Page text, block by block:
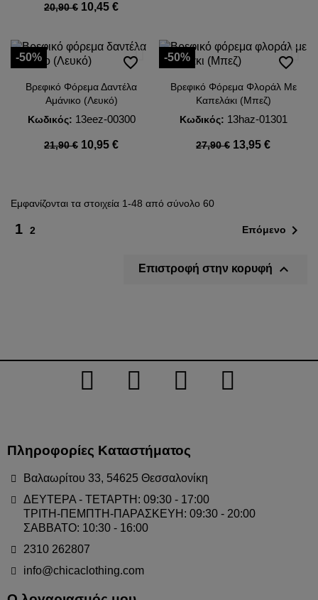
20,90 € 10,45 €
Βρεφικό Φόρεμα Δαντέλα
Αμάνικο (Λευκό)
Κωδικός: 13eez-00300
21,90 € 10,95 €
-50% favorite_border
Βρεφικό Φόρεμα Φλοράλ Με
Καπελάκι (Μπεζ)
Κωδικός: 13haz-01301
27,90 € 13,95 €
-50% favorite_border
Εμφανίζονται τα στοιχεία 1-48 από σύνολο 60
1 2 Επόμενο 
Επιστροφή στην κορυφή 
Πληροφορίες Καταστήματος
Βαλαωρίτου 33, 54625 Θεσσαλονίκη
ΔΕΥΤΕΡΑ - ΤΕΤΑΡΤΗ: 09:30 - 17:00
ΤΡΙΤΗ-ΠΕΜΠΤΗ-ΠΑΡΑΣΚΕΥΗ: 09:30 - 20:00
ΣΑΒΒΑΤΟ: 10:30 - 16:00
2310 262807
info@chicaclothing.com